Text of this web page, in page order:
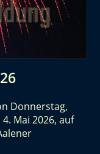
Donnerstag,
Mai 2026, auf